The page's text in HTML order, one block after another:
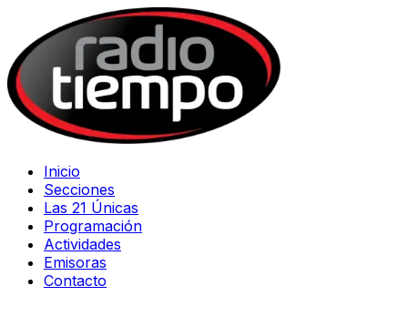
Inicio
Secciones
Las 21 Únicas
Programación
Actividades
Emisoras
Contacto